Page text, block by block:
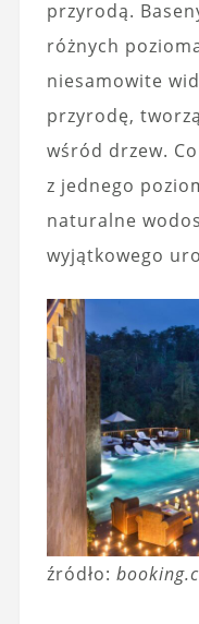
przyrodą.
różnych
niesamowite
przyrodę,
wśród drzew.
z jednego
naturalne
wyjątkowego
źródło: